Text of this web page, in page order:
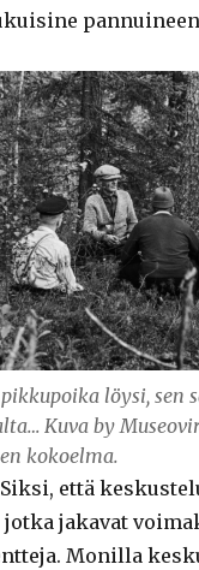
löysi, sen
Kuva by
kokoelma.
että
jakavat
Monilla